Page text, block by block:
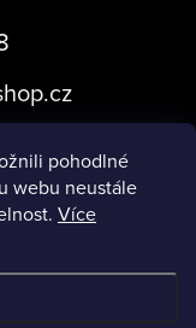
pohodlné
webu neustále
Více